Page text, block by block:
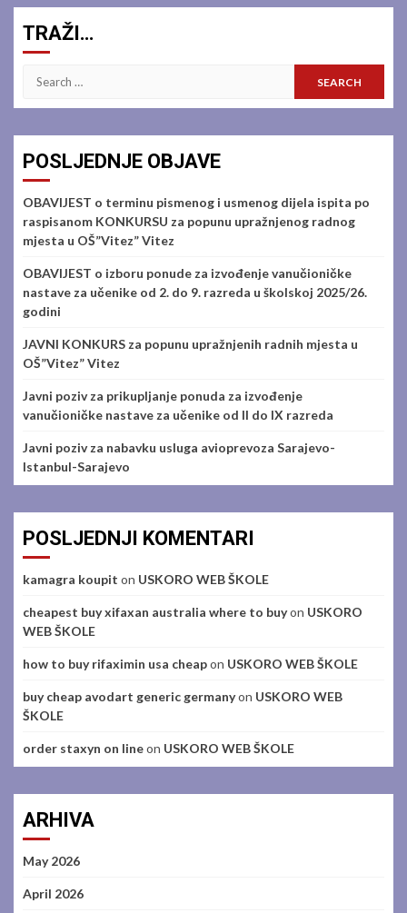
TRAŽI…
Search
POSLJEDNJE OBJAVE
OBAVIJEST o terminu pismenog i usmenog dijela ispita po
raspisanom KONKURSU za popunu upražnjenog radnog
mjesta u OŠ”Vitez” Vitez
OBAVIJEST o izboru ponude za izvođenje vanučioničke
nastave za učenike od 2. do 9. razreda u školskoj 2025/26.
godini
JAVNI KONKURS za popunu upražnjenih radnih mjesta u
OŠ”Vitez” Vitez
Javni poziv za prikupljanje ponuda za izvođenje
vanučioničke nastave za učenike od II do IX razreda
Javni poziv za nabavku usluga avioprevoza Sarajevo-
Istanbul-Sarajevo
POSLJEDNJI KOMENTARI
kamagra koupit on USKORO WEB ŠKOLE
cheapest buy xifaxan australia where to buyon USKORO
WEB ŠKOLE
how to buy rifaximin usa cheapon USKORO WEB ŠKOLE
buy cheap avodart generic germanyon USKORO WEB
ŠKOLE
order staxyn on lineon USKORO WEB ŠKOLE
ARHIVA
May 2026
April 2026